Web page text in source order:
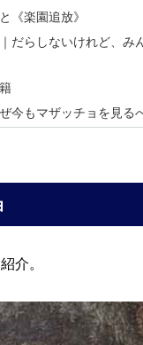
《楽園追放》
だらしないけれど、み
今もマザッチョを見る
介。